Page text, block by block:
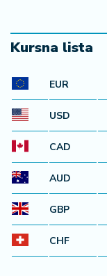
Kursna lista
EUR
USD
CAD
AUD
GBP
CHF